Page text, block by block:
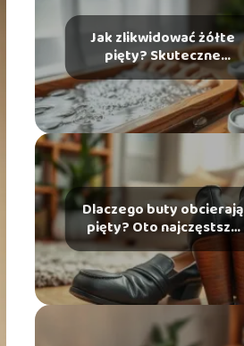
Jak zlikwidować żółte
pięty? Skuteczne
domowe sposoby na
problem
Dlaczego buty obcierają
pięty? Oto najczęstsze
przyczyny i rozwiązania